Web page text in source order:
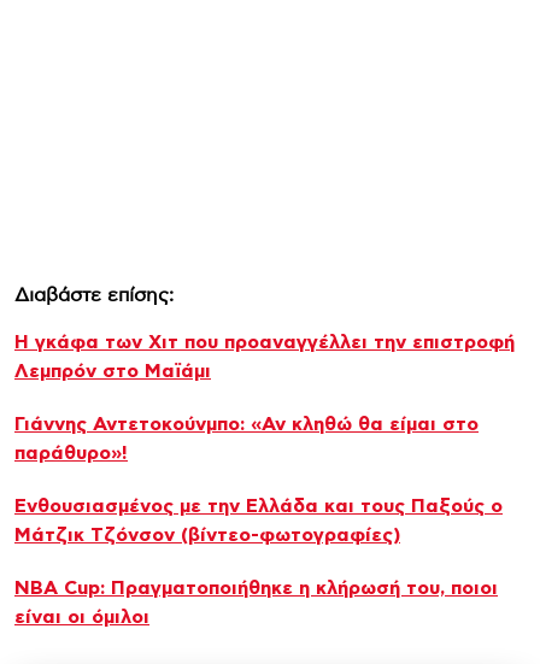
Διαβάστε επίσης:
Η γκάφα των Χιτ που προαναγγέλλει την επιστροφή
Λεμπρόν στο Μαϊάμι
Γιάννης Αντετοκούνμπο: «Αν κληθώ θα είμαι στο
παράθυρο»!
Ενθουσιασμένος με την Ελλάδα και τους Παξούς ο
Μάτζικ Τζόνσον (βίντεο-φωτογραφίες)
NBA Cup: Πραγματοποιήθηκε η κλήρωσή του, ποιοι
είναι οι όμιλοι